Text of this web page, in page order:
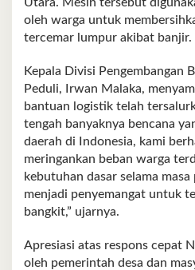
oleh warga untuk
tercemar lumpur akibat banjir.
Kepala Divisi Pengembangan
Peduli, Irwan Malaka,
bantuan logistik telah
tengah banyaknya bencana
daerah di Indonesia, kami
meringankan beban warga
kebutuhan dasar selama
menjadi penyemangat untuk
bangkit,” ujarnya.
Apresiasi atas respons cepat
oleh pemerintah desa dan